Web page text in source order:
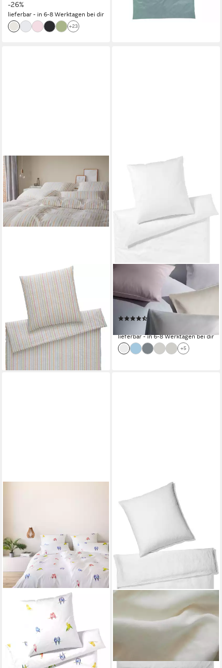
-26%
lieferbar - in 6-8 Werktagen bei dir
+23
ELEGANTE
Bettwäsche Paula,
Seersucker, 2 teilig,
angenehmes Hautgefühl
ab 96,00 € UVP119,00 €
-19%
lieferbar - in 6-8 Werktagen bei dir
Bettwäsche Solid Jersey,
Mako-Satin, 2 teilig,
angenehmes Hautgefühl
(15)
ab 112,63 €
lieferbar - in 6-8 Werktagen bei dir
+5
ELEGANTE
Bettwäsche Lovebirds, Mako-
Satin, 2 teilig, angenehmes
Hautgefühl
ab 98,19 €
UVP 139,00 €